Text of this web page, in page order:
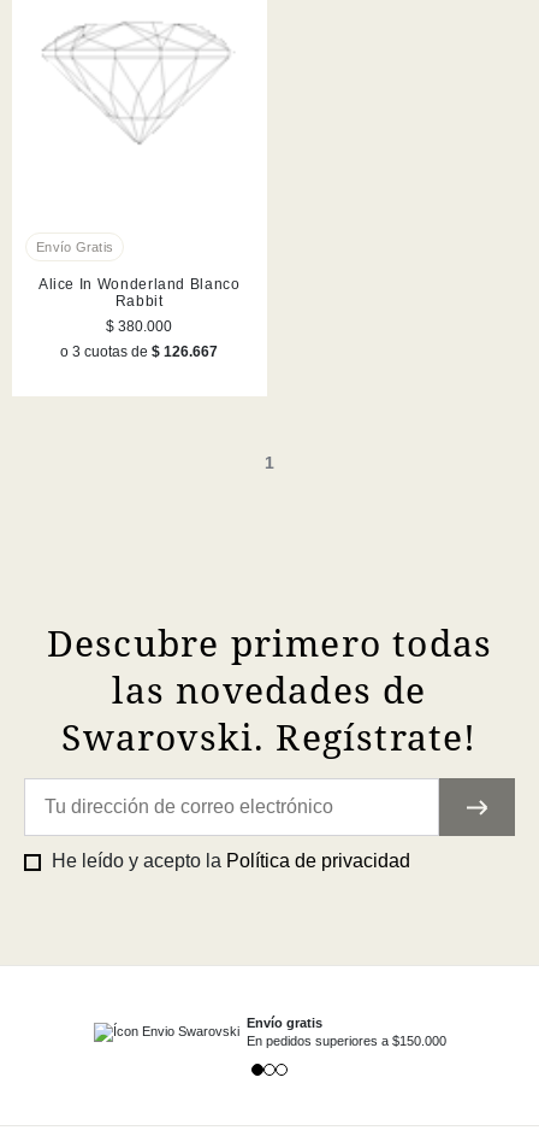
Alice In Wonderland Blanco
Rabbit
$ 380.000
o 3 cuotas de$ 126.667
1
Descubre primero todas
las novedades de
Swarovski. Regístrate!
He leído y acepto la Política de privacidad
Envío gratis
En pedidos superiores a $150.000